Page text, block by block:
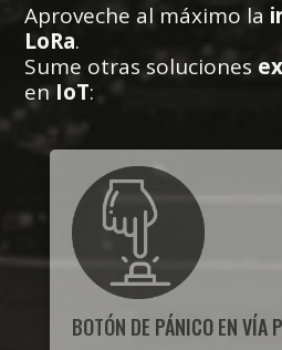
Aproveche al máximo la
LoRa.
Sume otras soluciones
en IoT:
BOTÓN DE PÁNICO EN VÍA